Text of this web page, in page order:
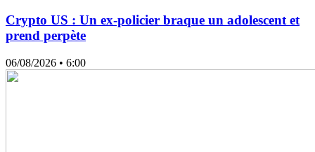
Crypto US : Un ex-policier braque un adolescent et
prend perpète
06/08/2026 • 6:00